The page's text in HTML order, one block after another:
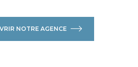
NOTRE AGENCE